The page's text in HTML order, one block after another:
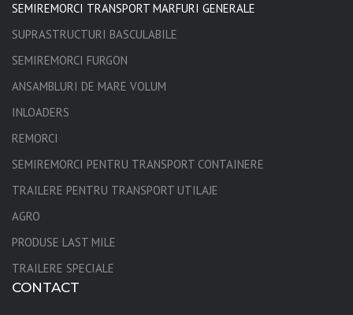
SEMIREMORCI TRANSPORT MARFURI GENERALE
SUPRASTRUCTURI BASCULABILE
SEMIREMORCI FURGON
ANSAMBLURI DE MARE VOLUM
INLOADERS
REMORCI
SEMIREMORCI PENTRU TRANSPORT CONTAINERE
TRAILERE PENTRU TRANSPORT UTILAJE
AGRO
PRODUSE LAST MILE
TRAILERE SPECIALE
CONTACT